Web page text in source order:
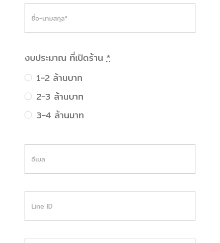
งบประมาณ ที่เปิดร้าน*
1-2 ล้านบาท
2-3 ล้านบาท
3-4 ล้านบาท